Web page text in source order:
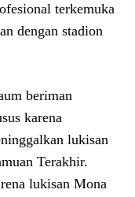
terkemuka
dengan stadion
beriman
karena
lukisan
Terakhir.
lukisan Mona